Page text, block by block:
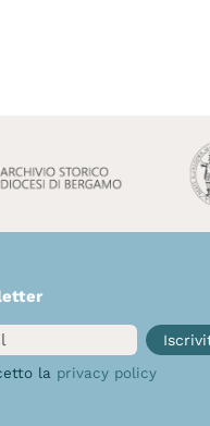
la privacy policy